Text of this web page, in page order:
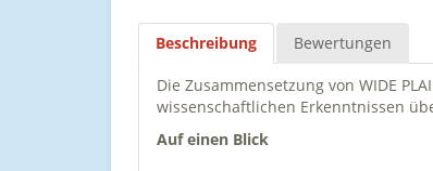
Beschreibung Bewertungen
Die Zusammensetzung von WIDE
wissenschaftlichen Erkenntnissen
Auf einen Blick